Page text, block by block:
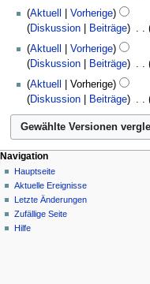
r
b
e
i
t
u
g
s
z
u
s
a
m
m
n
e
B
e
r
b
e
t
g
s
z
K
e
n
e
B
e
r
b
e
i
t
u
n
g
Dezember
Aktuell Vorherige
Diskussion
Beiträge
K
e
n
e
B
e
r
b
e
Juli
Aktuell Vorherige
Diskussion
Beiträge
K
e
n
e
B
e
a
r
b
e
18.
Oktober
Aktuell Vorherige
Diskussion
Beiträge
K
e
n
e
B
e
a
r
Navigation
Hauptseite
Aktuelle Ereignisse
Letzte Änderungen
Zufällige Seite
Hilfe